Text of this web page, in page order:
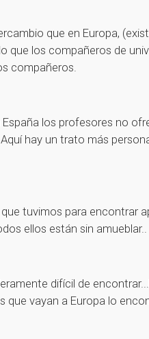
que en Europa,
los compañeros de
compañeros.
los profesores no
hay un trato más
tuvimos para encontrar
ellos están sin amueblar..
difícil de
que vayan a Europa lo